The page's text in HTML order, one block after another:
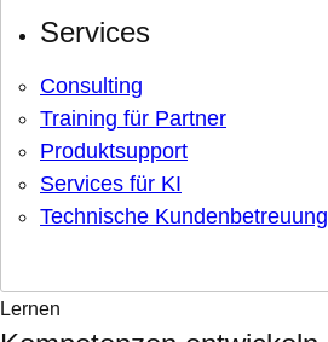
Services
Consulting
Training für Partner
Produktsupport
Services für KI
Technische Kundenbetreuung
Lernen